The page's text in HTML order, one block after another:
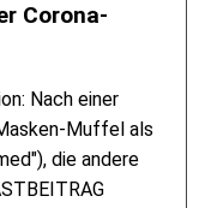
Corona-
Nach einer
Muffel als
die andere